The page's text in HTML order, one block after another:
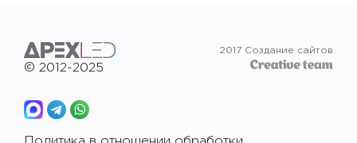
2017 Создание сайтов
© 2012-2025